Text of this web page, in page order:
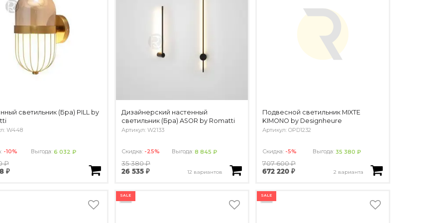
светильник (Бра) PILL by
W448
-10% Выгода:6 032 ₽
₽
₽
Дизайнерский настенный
светильник (Бра) ASOR by Romatti
Артикул: W2133
Скидка: -25% Выгода:8 845 ₽
35 380 ₽
26 535 ₽
12 вариантов
Подвесной светильник MIXTE
KIMONO by Designheure
Артикул: OPD1232
Скидка: -5% Выгода: 35 380 ₽
707 600 ₽
672 220 ₽
2 варианта
SALE SALE